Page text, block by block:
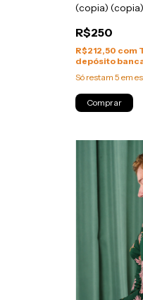
(copia)
(copia) -
(copia) -
(copia) -
R$250
R$212,50 com
depósito
Só restam5 em
Comprar